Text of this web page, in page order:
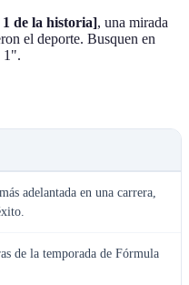
de la historia], una mirada
el deporte. Busquen en
1".
adelantada en una carrera,
de la temporada de Fórmula